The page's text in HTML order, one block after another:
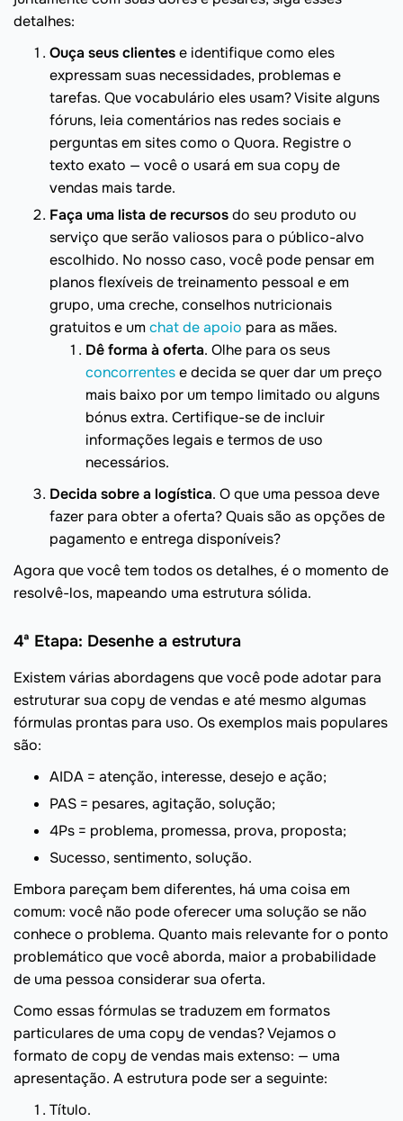
detalhes:
Ouça seus clientese identifique como eles
expressam suas necessidades, problemas e
tarefas. Que vocabulário eles usam? Visite alguns
fóruns, leia comentários nas redes sociais e
perguntas em sites como o Quora. Registre o
texto exato — você o usará em sua copy de
vendas mais tarde.
Faça uma lista de recursosdo seu produto ou
serviço que serão valiosos para o público-alvo
escolhido. No nosso caso, você pode pensar em
planos flexíveis de treinamento pessoal e em
grupo, uma creche, conselhos nutricionais
gratuitos e umchat de apoio para as mães.
Dê forma à oferta. Olhe para os seus
concorrentese decida se quer dar um preço
mais baixo por um tempo limitado ou alguns
bónus extra. Certifique-se de incluir
informações legais e termos de uso
necessários.
Decida sobre a logística. O que uma pessoa deve
fazer para obter a oferta? Quais são as opções de
pagamento e entrega disponíveis?
Agora que você tem todos os detalhes, é o momento de
resolvê-los, mapeando uma estrutura sólida.
4ª Etapa: Desenhe a estrutura
Existem várias abordagens que você pode adotar para
estruturar sua copy de vendas e até mesmo algumas
fórmulas prontas para uso. Os exemplos mais populares
são:
AIDA = atenção, interesse, desejo e ação;
PAS = pesares, agitação, solução;
4Ps = problema, promessa, prova, proposta;
Sucesso, sentimento, solução.
Embora pareçam bem diferentes, há uma coisa em
comum: você não pode oferecer uma solução se não
conhece o problema. Quanto mais relevante for o ponto
problemático que você aborda, maior a probabilidade
de uma pessoa considerar sua oferta.
Como essas fórmulas se traduzem em formatos
particulares de uma copy de vendas? Vejamos o
formato de copy de vendas mais extenso: — uma
apresentação. A estrutura pode ser a seguinte:
Título.